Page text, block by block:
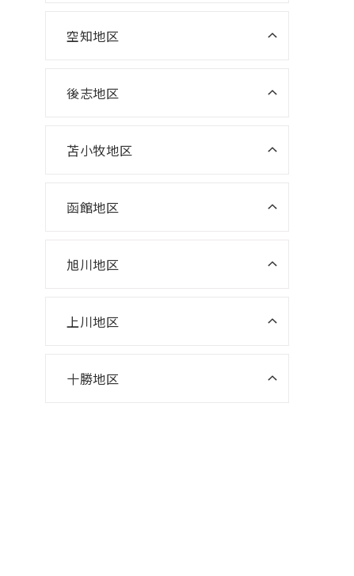
ニスコパーソナル 平岡公園教室
ニスコ進学スクール 大麻教室
ニスコ進学スクール 恵み野教室
ニスコパーソナル 千歳あずさ教
ニスコパーソナル 勇舞教室
空知地区
ニスコパーソナル 岩見沢教室
後志地区
苫小牧地区
函館地区
ニスコパーソナル 五稜郭教室
旭川地区
上川地区
十勝地区